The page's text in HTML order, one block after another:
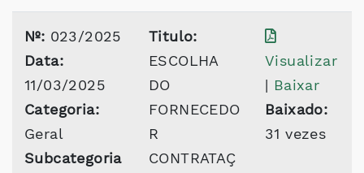
Nº: 023/2025
Data:
11/03/2025
Categoria:
Geral
Subcategoria
Titulo:
ESCOLHA
DO
FORNECEDO
R
CONTRATAÇ
Visualizar
| Baixar
Baixado:
31 vezes